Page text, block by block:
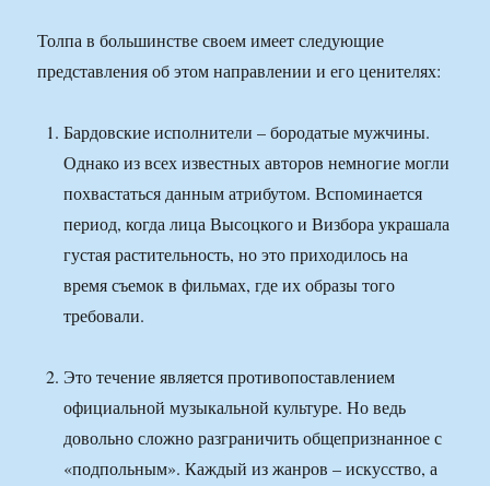
Толпа в большинстве своем имеет следующие
представления об этом направлении и его ценителях:
Бардовские исполнители – бородатые мужчины.
Однако из всех известных авторов немногие могли
похвастаться данным атрибутом. Вспоминается
период, когда лица Высоцкого и Визбора украшала
густая растительность, но это приходилось на
время съемок в фильмах, где их образы того
требовали.
Это течение является противопоставлением
официальной музыкальной культуре. Но ведь
довольно сложно разграничить общепризнанное с
«подпольным». Каждый из жанров – искусство, а